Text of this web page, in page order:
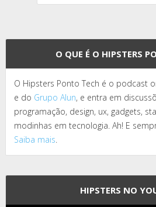
O QUE É O HIPSTERS
O Hipsters Ponto Tech é o podcast
e do Grupo Alun, e entra em
programação, design, ux, gadgets,
modinhas em tecnologia. Ah! E
Saiba mais.
HIPSTERS NO